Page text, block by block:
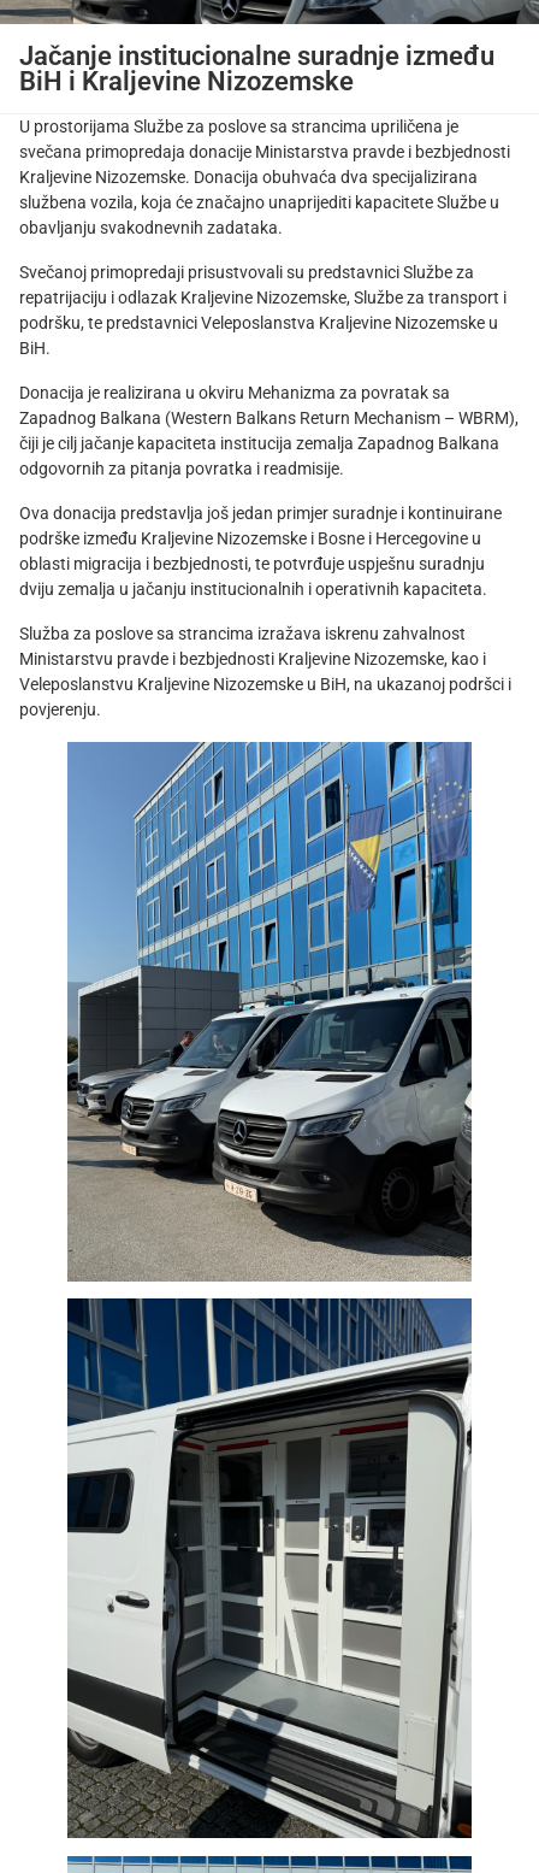
Jačanje institucionalne suradnje između
BiH i Kraljevine Nizozemske
U prostorijama Službe za poslove sa strancima upriličena je
svečana primopredaja donacije Ministarstva pravde i bezbjednosti
Kraljevine Nizozemske. Donacija obuhvaća dva specijalizirana
službena vozila, koja će značajno unaprijediti kapacitete Službe u
obavljanju svakodnevnih zadataka.
Svečanoj primopredaji prisustvovali su predstavnici Službe za
repatrijaciju i odlazak Kraljevine Nizozemske, Službe za transport i
podršku, te predstavnici Veleposlanstva Kraljevine Nizozemske u
BiH.
Donacija je realizirana u okviru Mehanizma za povratak sa
Zapadnog Balkana (Western Balkans Return Mechanism – WBRM),
čiji je cilj jačanje kapaciteta institucija zemalja Zapadnog Balkana
odgovornih za pitanja povratka i readmisije.
Ova donacija predstavlja još jedan primjer suradnje i kontinuirane
podrške između Kraljevine Nizozemske i Bosne i Hercegovine u
oblasti migracija i bezbjednosti, te potvrđuje uspješnu suradnju
dviju zemalja u jačanju institucionalnih i operativnih kapaciteta.
Služba za poslove sa strancima izražava iskrenu zahvalnost
Ministarstvu pravde i bezbjednosti Kraljevine Nizozemske, kao i
Veleposlanstvu Kraljevine Nizozemske u BiH, na ukazanoj podršci i
povjerenju.